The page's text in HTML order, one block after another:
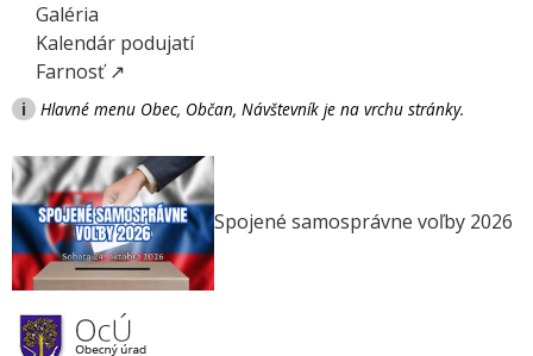
Galéria
Kalendár podujatí
Farnosť ↗
i Hlavné menu Obec, Občan, Návštevník je na vrchu stránky.
Spojené samosprávne voľby 2026